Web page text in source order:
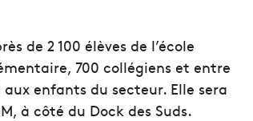
de 2 100 élèves de l’école
700 collégiens et entre
enfants du secteur. Elle sera
à côté du Dock des Suds.